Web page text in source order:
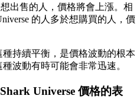
想出售的人，價格將會上漲。相
的人多於想購買的人，價
持續平衡，是價格波動的根本
波動有時可能會非常迅速。
Universe 價格的表